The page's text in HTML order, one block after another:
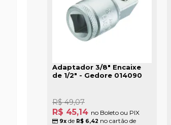
Adaptador 3/8" Encaixe
de 1/2" - Gedore 014090
R$ 45,14 no Boleto ou PIX
R$ 49,07
9x de R$ 6,42 no cartão de